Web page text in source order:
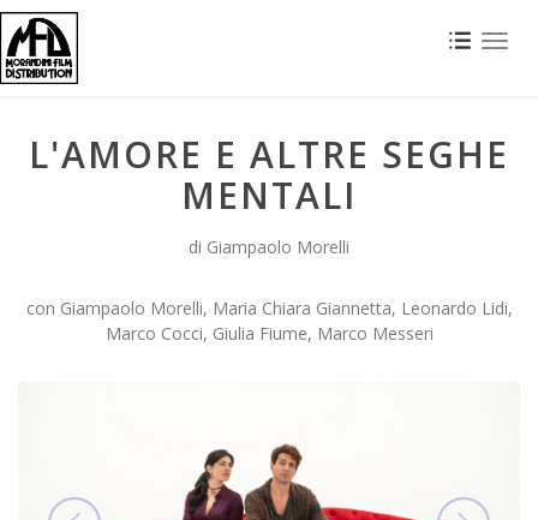
L'AMORE E ALTRE SEGHE
MENTALI
di Giampaolo Morelli
con Giampaolo Morelli, Maria Chiara Giannetta, Leonardo Lidi,
Marco Cocci, Giulia Fiume, Marco Messeri